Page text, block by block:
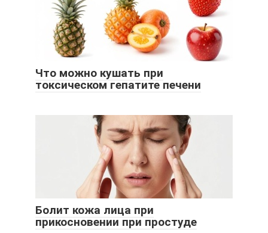
Что можно кушать при
токсическом гепатите печени
Болит кожа лица при
прикосновении при простуде